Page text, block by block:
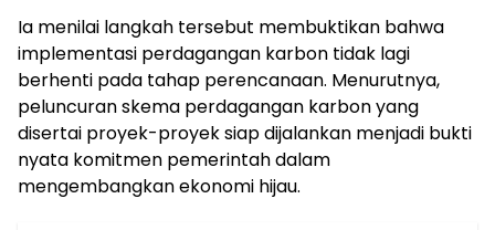
Ia menilai langkah tersebut membuktikan bahwa
implementasi perdagangan karbon tidak lagi
berhenti pada tahap perencanaan. Menurutnya,
peluncuran skema perdagangan karbon yang
disertai proyek-proyek siap dijalankan menjadi bukti
nyata komitmen pemerintah dalam
mengembangkan ekonomi hijau.